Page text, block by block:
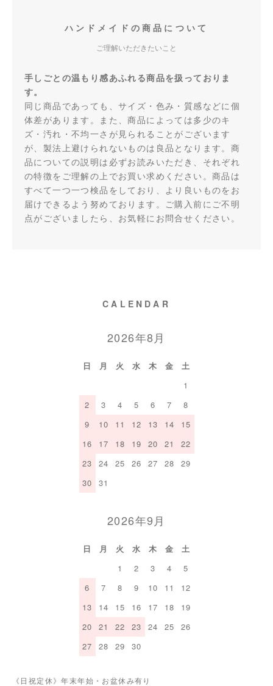
ハンドメイドの商品について
ご理解いただきたいこと
手しごとの温もり感あふれる商品を扱っておりま
す。
同じ商品であっても、サイズ・色み・質感などに個
体差があります。また、商品によっては多少のキ
ズ・汚れ・不均一さが見られることがございます
が、製法上避けられないものは良品となります。商
品についての説明は必ずお読みいただき、それぞれ
の特徴をご理解の上でお買い求めください。商品は
すべて一つ一つ検品をしており、より良いものをお
届けできるよう努めております。ご購入前にご不明
点がございましたら、お気軽にお問合せください。
CALENDAR
2026年8月
日 月 火 水 木 金
土
1
2
3 4 5 6 7
8
9
10 11 12 13 14
15
16
17 18 19 20 21
22
23
24 25 26 27 28
29
30
31
2026年9月
日 月 火 水 木 金
土
1
2 3 4
5
6
7 8 9 10 11
12
13
14 15 16 17 18
19
20
21 22 23 24 25
26
27
28 29 30
《日祝定休》年末年始・お盆休み有り